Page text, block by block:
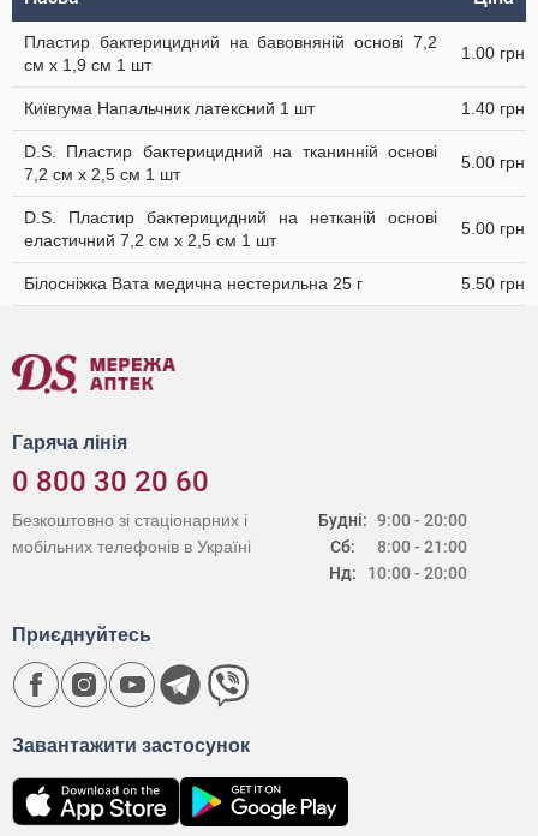
Пластир бактерицидний на бавовняній основі 7,2
см х 1,9 см 1 шт
1.00 грн
Київгума Напальчник латексний 1 шт 1.40 грн
D.S. Пластир бактерицидний на тканинній основі
7,2 см х 2,5 см 1 шт
5.00 грн
D.S. Пластир бактерицидний на нетканій основі
еластичний 7,2 см х 2,5 см 1 шт
5.00 грн
Білосніжка Вата медична нестерильна 25 г 5.50 грн
Гаряча лінія
0 800 30 20 60
Будні:
Сб:
Нд:
9:00 - 20:00
8:00 - 21:00
10:00 - 20:00
Безкоштовно зі стаціонарних і
мобільних телефонів в Україні
Завантажити застосунок
Приєднуйтесь